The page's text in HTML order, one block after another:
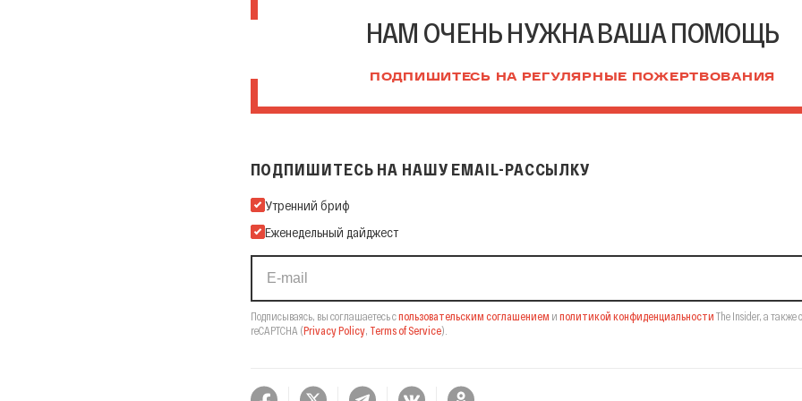
НАМ ОЧЕНЬ НУЖНА ВАША ПОМОЩЬ
ПОДПИШИТЕСЬ НА РЕГУЛЯРНЫЕ ПОЖЕРТВОВАНИЯ
ПОДПИШИТЕСЬ НА НАШУ EMAIL-РАССЫЛКУ
Подпишитесь на нашу Email-рассылку
Утренний бриф
Еженедельный дайджест
Подписываясь, вы соглашаетесь спользовательским соглашением и политикой конфиденциальности The Insider, а также
reCAPTCHA (Privacy Policy, Terms of Service).